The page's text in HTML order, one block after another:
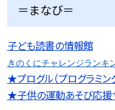
＝まなび＝
子ども読書の情報館
きのくにチャレンジランキ
★プログル（プログラミン
★子供の運動あそび応援